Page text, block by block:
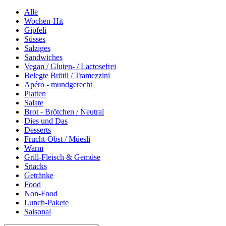
Alle
Wochen-Hit
Gipfeli
Süsses
Salziges
Sandwiches
Vegan / Gluten- / Lactosefrei
Belegte Brötli / Tramezzini
Apéro - mundgerecht
Platten
Salate
Brot - Brötchen / Neutral
Dies und Das
Desserts
Frucht-Obst / Müesli
Warm
Grill-Fleisch & Gemüse
Snacks
Getränke
Food
Non-Food
Lunch-Pakete
Saisonal